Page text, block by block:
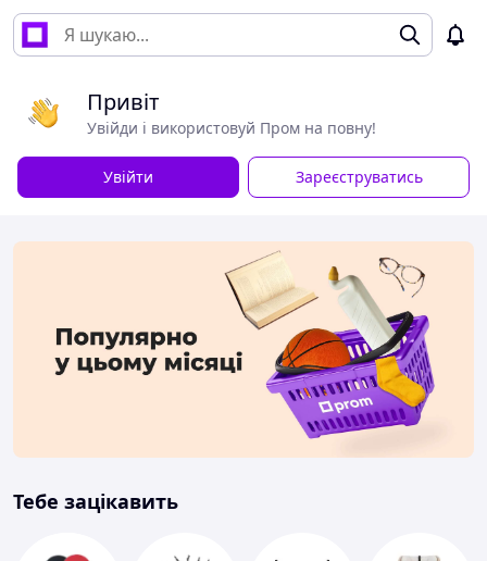
Привіт
Увійди і використовуй Пром на повну!
Увійти Зареєструватись
Тебе зацікавить